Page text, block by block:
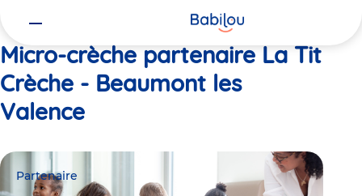
Micro-crèche partenaire La Tit
Crèche - Beaumont les
Valence
Partenaire